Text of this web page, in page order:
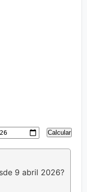
Calcular
9 abril 2026?